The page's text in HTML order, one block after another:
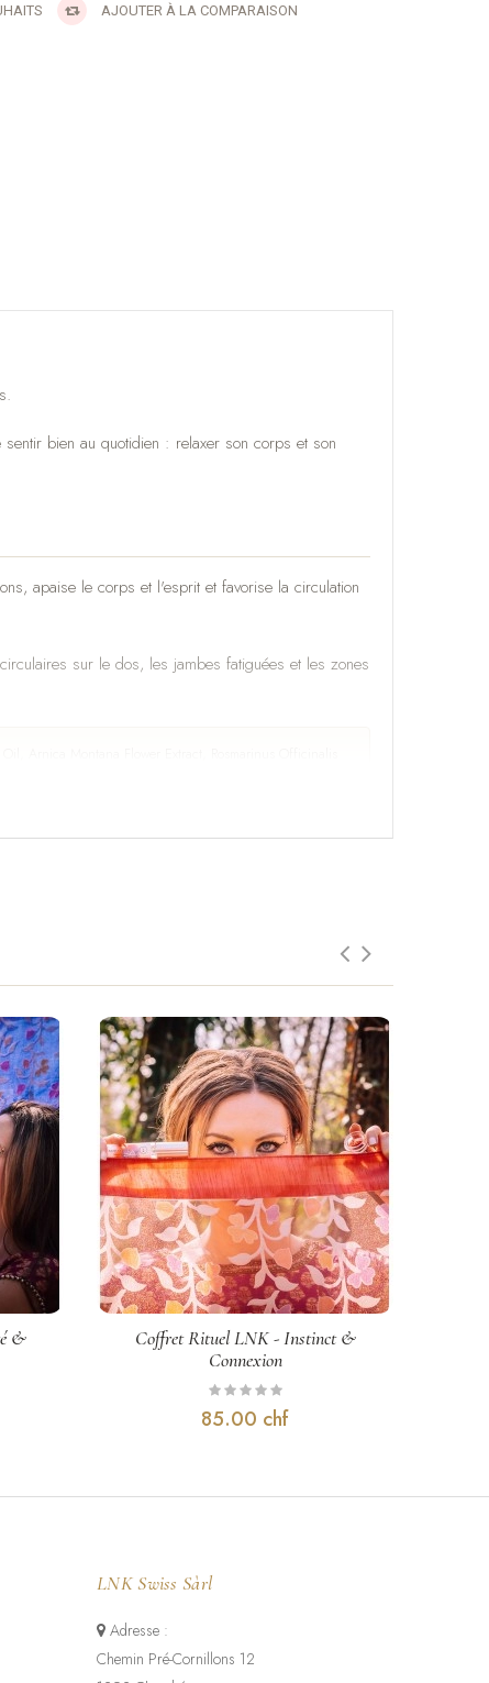
AJOUTER À LA COMPARAISON
bien au quotidien : relaxer son corps et son
apaise le corps et l'esprit et favorise la circulation
sur le dos, les jambes fatiguées et les zones
et de protection. « J'entre dans ma bulle et me nourris
»
« Souvenirs Indiens ». Tenir hors de portée des
Benzyl Benzoate, Farnesol.
· Senteur : Fabrication Française Artisanale.
&
Coffret Rituel LNK - Instinct &
Connexion
85.00 chf
LNK Swiss Sàrl
Adresse :
Chemin Pré-Cornillons 12